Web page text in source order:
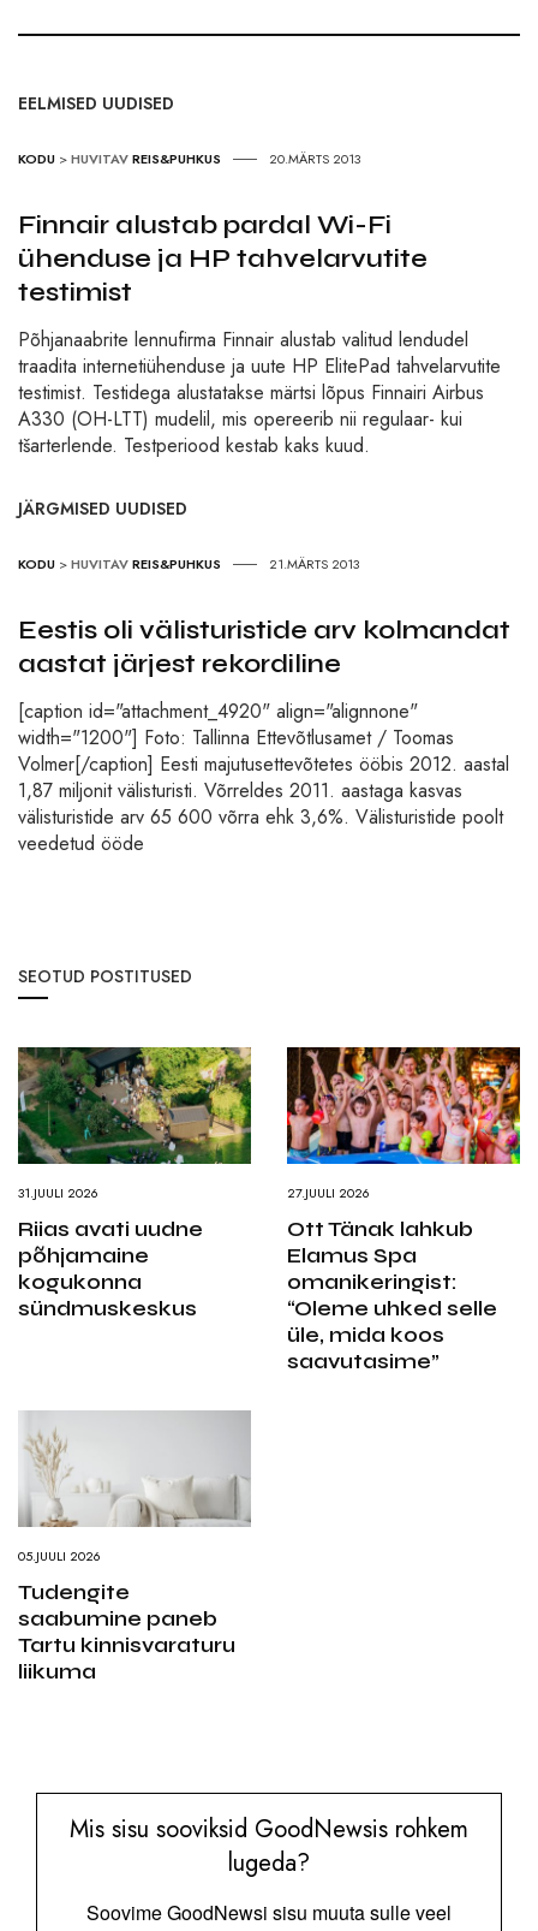
EELMISED UUDISED
KODU >HUVITAVREIS&PUHKUS 20.MÄRTS 2013
Finnair alustab pardal Wi-Fi
ühenduse ja HP tahvelarvutite
testimist
Põhjanaabrite lennufirma Finnair alustab valitud lendudel
traadita internetiühenduse ja uute HP ElitePad tahvelarvutite
testimist. Testidega alustatakse märtsi lõpus Finnairi Airbus
A330 (OH-LTT) mudelil, mis opereerib nii regulaar- kui
tšarterlende. Testperiood kestab kaks kuud.
JÄRGMISED UUDISED
KODU >HUVITAVREIS&PUHKUS 21.MÄRTS 2013
Eestis oli välisturistide arv kolmandat
aastat järjest rekordiline
[caption id="attachment_4920" align="alignnone"
width="1200"] Foto: Tallinna Ettevõtlusamet / Toomas
Volmer[/caption] Eesti majutusettevõtetes ööbis 2012. aastal
1,87 miljonit välisturisti. Võrreldes 2011. aastaga kasvas
välisturistide arv 65 600 võrra ehk 3,6%. Välisturistide poolt
veedetud ööde
SEOTUD POSTITUSED
31.JUULI 2026
Riias avati uudne
põhjamaine
kogukonna
sündmuskeskus
27.JUULI 2026
Ott Tänak lahkub
Elamus Spa
omanikeringist:
“Oleme uhked selle
üle, mida koos
saavutasime”
05.JUULI 2026
Tudengite
saabumine paneb
Tartu kinnisvaraturu
liikuma
Mis sisu sooviksid GoodNewsis rohkem
lugeda?
Soovime GoodNewsi sisu muuta sulle veel